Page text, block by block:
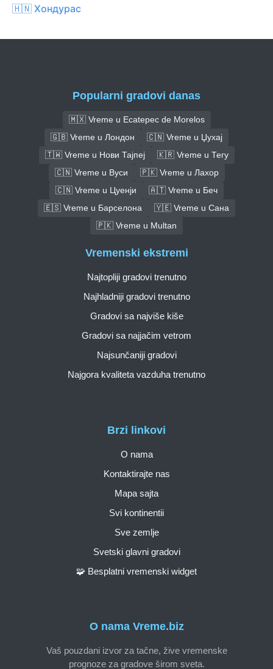
🇭🇳 Хондурас
Popularni gradovi danas
🇲🇽 Vreme u Ecatepec de Morelos
🇬🇧 Vreme u Лондон
🇨🇳 Vreme u Џухај
🇹🇼 Vreme u Нови Тајпеј
🇰🇷 Vreme u Тегу
🇨🇳 Vreme u Вуси
🇵🇰 Vreme u Лахор
🇨🇳 Vreme u Цуенји
🇦🇹 Vreme u Беч
🇪🇸 Vreme u Барселона
🇾🇪 Vreme u Сана
🇵🇰 Vreme u Multan
O nama Vreme.biz
Vaš pouzdani izvor za tačne, žive vremenske
prognoze za gradove širom sveta.
Brzi linkovi
O nama
Kontaktirajte nas
Mapa sajta
Svi kontinentii
Sve zemlje
Svetski glavni gradovi
🧩 Besplatni vremenski widget
Vremenski ekstremi
Najtopliji gradovi trenutno
Najhladniji gradovi trenutno
Gradovi sa najviše kiše
Gradovi sa najjačim vetrom
Najsunčaniji gradovi
Najgora kvaliteta vazduha trenutno